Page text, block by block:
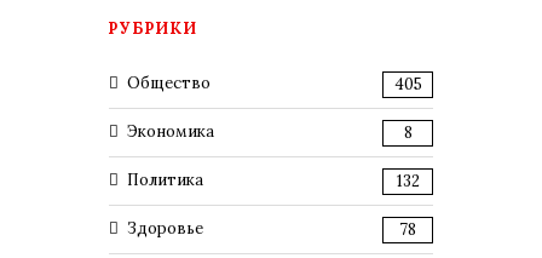
РУБРИКИ
Общество 405
Экономика 8
Политика 132
Здоровье 78